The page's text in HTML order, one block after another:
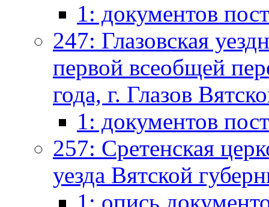
1: документов
247: Глазовская
первой всеобщей
года, г. Глазов
1: документов
257: Сретенская
уезда Вятской